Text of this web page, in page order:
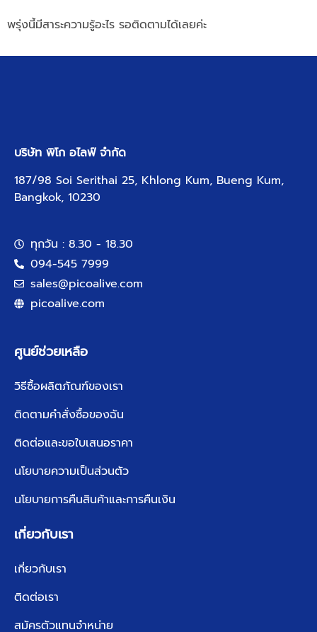
พรุ่งนี้มีสาระความรู้อะไร รอติดตามได้เลยค่ะ
บริษัท พิโก อไลฟ์ จำกัด
187/98 Soi Serithai 25, Khlong Kum, Bueng Kum,
Bangkok, 10230
ทุกวัน : 8.30 - 18.30
094-545 7999
sales@picoalive.com
picoalive.com
ศูนย์ช่วยเหลือ
วิธีซื้อผลิตภัณฑ์ของเรา
ติดตามคำสั่งซื้อของฉัน
ติดต่อและขอใบเสนอราคา
นโยบายความเป็นส่วนตัว
นโยบายการคืนสินค้าและการคืนเงิน
เกี่ยวกับเรา
เกี่ยวกับเรา
ติดต่อเรา
สมัครตัวแทนจำหน่าย